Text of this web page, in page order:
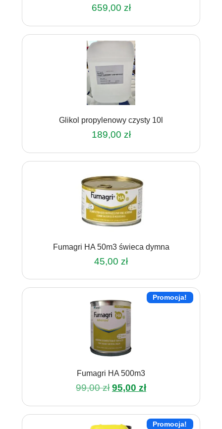
Oceniono
4.00
659,00 zł
Glikol propylenowy czysty 10l
189,00 zł
Fumagri HA 50m3 świeca dymna
45,00 zł
Promocja!
Fumagri HA 500m3
99,00zł Pierwotna
wynosiła:
99,00 zł.
95,00 złAktualna
wynosi:
95,00 zł.
Promocja!